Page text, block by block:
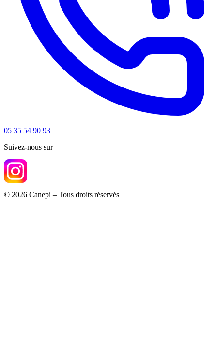
05 35 54 90 93
Suivez-nous sur
© 2026 Canepi – Tous droits réservés